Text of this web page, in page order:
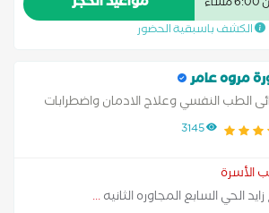
القاهره استشارى أول أمراض الغدة
السكر المزمن والغدد الصماء
الكشف باسبقية الحضور
مروه عامر
الطب النفسي وعلاج الادمان واضطرابات
والعلاقات الاسريه
3145
الأسرة
الحي السابع المجاوره الثانيه...